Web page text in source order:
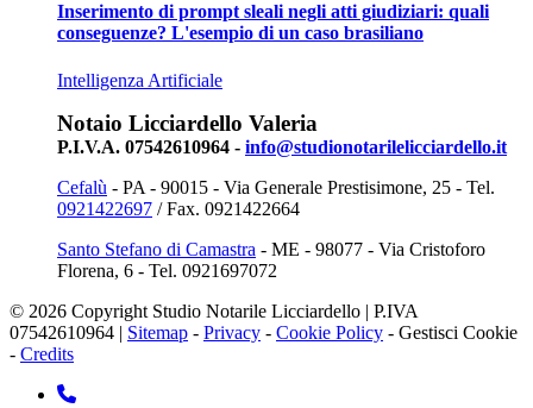
Inserimento di prompt sleali negli atti giudiziari: quali
conseguenze? L'esempio di un caso brasiliano
Intelligenza Artificiale
Notaio Licciardello Valeria
P.I.V.A. 07542610964 - info@studionotarilelicciardello.it
Cefalù - PA - 90015 - Via Generale Prestisimone, 25 - Tel.
0921422697 / Fax. 0921422664
Santo Stefano di Camastra - ME - 98077 - Via Cristoforo
Florena, 6 - Tel. 0921697072
© 2026 Copyright Studio Notarile Licciardello | P.IVA
07542610964 | Sitemap - Privacy - Cookie Policy - Gestisci Cookie
- Credits